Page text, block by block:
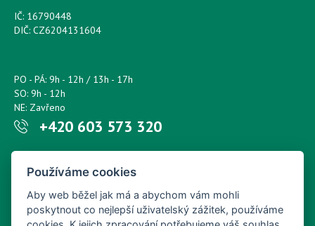
IČ: 16790448
DIČ: CZ6204131604
PO - PÁ: 9h - 12h / 13h - 17h
SO: 9h - 12h
NE: Zavřeno
+420 603 573 320
petr.sonsky@centrum.cz
Používáme cookies
Aby web běžel jak má a abychom vám mohli
poskytnout co nejlepší uživatelský zážitek, používáme